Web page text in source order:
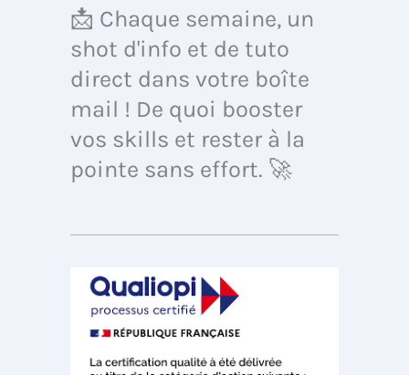
📩 Chaque semaine, un
shot d'info et de tuto
direct dans votre boîte
mail ! De quoi booster
vos skills et rester à la
pointe sans effort. 🚀